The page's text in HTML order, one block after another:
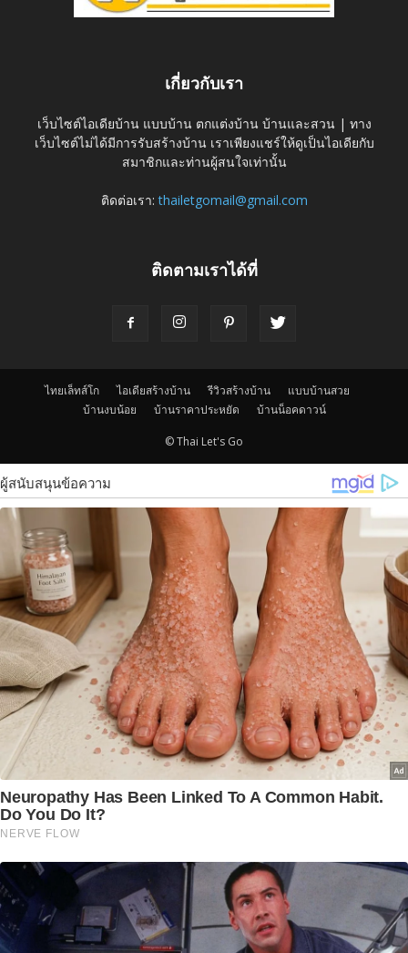
เกี่ยวกับเรา
เว็บไซต์ไอเดียบ้าน แบบบ้าน ตกแต่งบ้าน บ้านและสวน | ทาง
เว็บไซต์ไม่ได้มีการรับสร้างบ้าน เราเพียงแชร์ให้ดูเป็นไอเดียกับ
สมาชิกและท่านผู้สนใจเท่านั้น
ติดต่อเรา:thailetgomail@gmail.com
ติดตามเราได้ที่
ไทยเล็ทส์โก ไอเดียสร้างบ้าน รีวิวสร้างบ้าน
แบบบ้านสวย
บ้านงบน้อย
บ้านราคาประหยัด บ้านน็อคดาวน์
© Thai Let's Go